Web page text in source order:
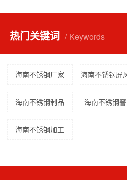
热门关键词 Keywords
海南不锈钢厂家 海南不锈钢屏
海南不锈钢制品 海南不锈钢
海南不锈钢加工